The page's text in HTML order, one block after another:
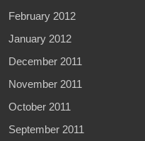
February 2012
January 2012
December 2011
November 2011
October 2011
September 2011